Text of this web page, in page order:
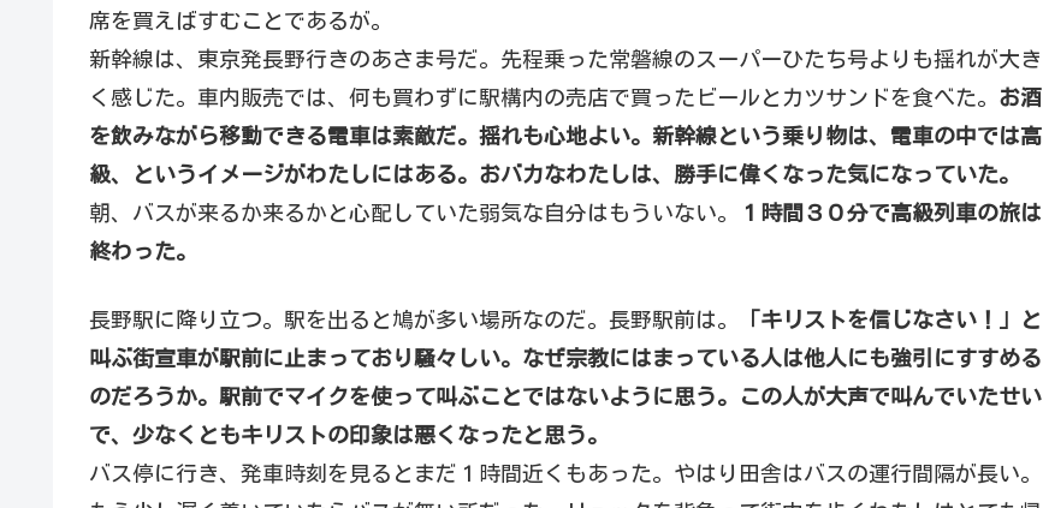
席を買えばすむことであるが。
新幹線は、東京発長野行きのあさま号だ。先程乗った常磐線のスーパーひたち号よりも揺れが大き
く感じた。車内販売では、何も買わずに駅構内の売店で買ったビールとカツサンドを食べた。 お酒
を飲みながら移動できる電車は素敵だ。揺れも心地よい。新幹線という乗り物は、電車の中では高
級、というイメージがわたしにはある。おバカなわたしは、勝手に偉くなった気になっていた。
朝、バスが来るか来るかと心配していた弱気な自分はもういない。
１時間３０分で高級列車の旅は
終わった。
長野駅に降り立つ。駅を出ると鳩が多い場所なのだ。長野駅前は。
「キリストを信じなさい！」と
叫ぶ街宣車が駅前に止まっており騒々しい。なぜ宗教にはまっている人は他人にも強引にすすめる
のだろうか。駅前でマイクを使って叫ぶことではないように思う。この人が大声で叫んでいたせい
で、少なくともキリストの印象は悪くなったと思う。
バス停に行き、発車時刻を見るとまだ１時間近くもあった。やはり田舎はバスの運行間隔が長い。